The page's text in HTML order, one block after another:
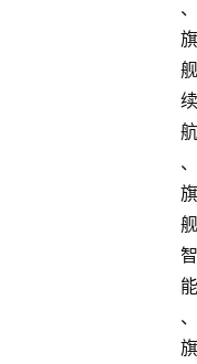
、
旗
舰
续
航
、
旗
舰
智
能
、
旗